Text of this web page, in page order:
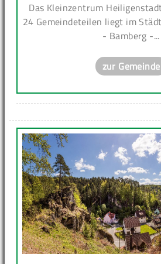
Das Kleinzentrum
24 Gemeindeteilen liegt im
- Bamberg -...
zur Gemeinde